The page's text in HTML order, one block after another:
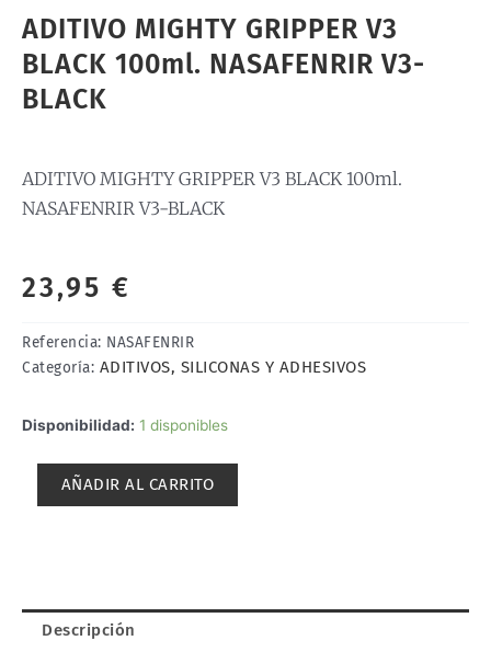
ADITIVO MIGHTY GRIPPER V3
BLACK 100ml. NASAFENRIR V3-
BLACK
ADITIVO MIGHTY GRIPPER V3 BLACK 100ml.
NASAFENRIR V3-BLACK
23,95 €
Referencia: NASAFENRIR
Categoría: ADITIVOS, SILICONAS Y ADHESIVOS
Disponibilidad: 1 disponibles
ADITIVO
GRIPPER
BLACK
cantidad
AÑADIR AL CARRITO
Descripción